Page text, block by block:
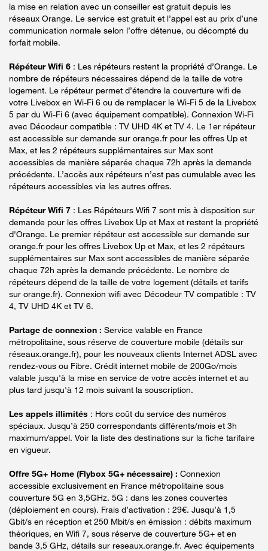
la mise en relation avec un conseiller est gratuit depuis les
réseaux Orange. Le service est gratuit et l’appel est au prix d’une
communication normale selon l’offre détenue, ou décompté du
forfait mobile.
Répéteur Wifi 6 : Les répéteurs restent la propriété d’Orange. Le
nombre de répéteurs nécessaires dépend de la taille de votre
logement. Le répéteur permet d’étendre la couverture wifi de
votre Livebox en Wi-Fi 6 ou de remplacer le Wi-Fi 5 de la Livebox
5 par du Wi-Fi 6 (avec équipement compatible). Connexion Wi-Fi
avec Décodeur compatible : TV UHD 4K et TV 4. Le 1er répéteur
est accessible sur demande sur orange.fr pour les offres Up et
Max, et les 2 répéteurs supplémentaires sur Max sont
accessibles de manière séparée chaque 72h après la demande
précédente. L’accès aux répéteurs n’est pas cumulable avec les
répéteurs accessibles via les autres offres.
Répéteur Wifi 7 : Les Répéteurs Wifi 7 sont mis à disposition sur
demande pour les offres Livebox Up et Max et restent la propriété
d'Orange. Le premier répéteur est accessible sur demande sur
orange.fr pour les offres Livebox Up et Max, et les 2 répéteurs
supplémentaires sur Max sont accessibles de manière séparée
chaque 72h après la demande précédente. Le nombre de
répéteurs dépend de la taille de votre logement (détails et tarifs
sur orange.fr). Connexion wifi avec Décodeur TV compatible : TV
4, TV UHD 4K et TV 6.
Partage de connexion : Service valable en France
métropolitaine, sous réserve de couverture mobile (détails sur
réseaux.orange.fr), pour les nouveaux clients Internet ADSL avec
rendez-vous ou Fibre. Crédit internet mobile de 200Go/mois
valable jusqu'à la mise en service de votre accès internet et au
plus tard jusqu'à 12 mois suivant la souscription.
Les appels illimités : Hors coût du service des numéros
spéciaux. Jusqu’à 250 correspondants différents/mois et 3h
maximum/appel. Voir la liste des destinations sur la fiche tarifaire
en vigueur.
Offre 5G+ Home (Flybox 5G+ nécessaire) : Connexion
accessible exclusivement en France métropolitaine sous
couverture 5G en 3,5GHz. 5G : dans les zones couvertes
(déploiement en cours). Frais d’activation : 29€. Jusqu’à 1,5
Gbit/s en réception et 250 Mbit/s en émission : débits maximum
théoriques, en Wifi 7, sous réserve de couverture 5G+ et en
bande 3,5 GHz, détails sur reseaux.orange.fr. Avec équipements